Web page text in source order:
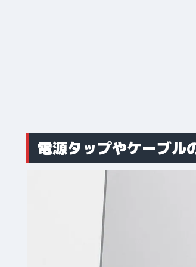
電源タップやケーブ